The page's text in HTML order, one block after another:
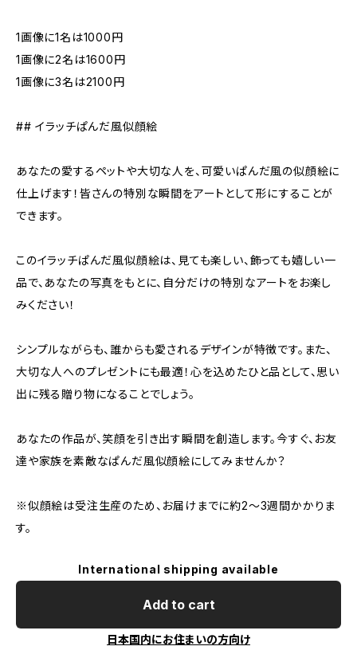
1画像に1名は1000円
1画像に2名は1600円
1画像に3名は2100円
## イラッチぱんだ風似顔絵
あなたの愛するペットや大切な人を、可愛いぱんだ風の似顔絵に
仕上げます！皆さんの特別な瞬間をアートとして形にすることが
できます。
このイラッチぱんだ風似顔絵は、見ても楽しい、飾っても嬉しい一
品で、あなたの写真をもとに、自分だけの特別なアートをお楽し
みください！
シンプルながらも、誰からも愛されるデザインが特徴です。また、
大切な人へのプレゼントにも最適！心を込めたひと品として、思い
出に残る贈り物になることでしょう。
あなたの作品が、笑顔を引き出す瞬間を創造します。今すぐ、お友
達や家族を素敵なぱんだ風似顔絵にしてみませんか？
※似顔絵は受注生産のため、お届けまでに約2〜3週間かかりま
す。
International shipping available
Add to cart
日本国内にお住まいの方向け